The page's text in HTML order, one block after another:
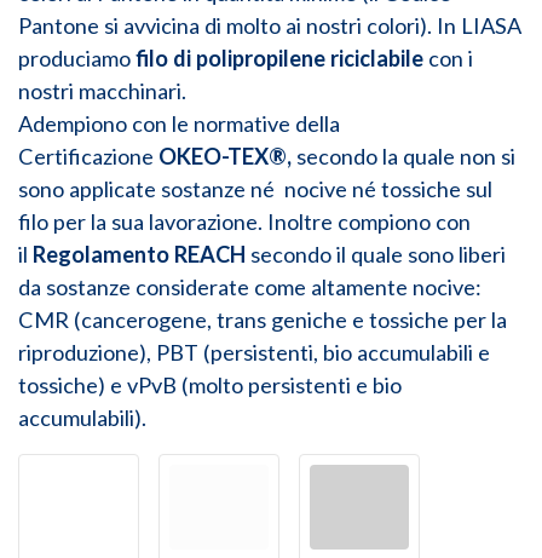
Pantone si avvicina di molto ai nostri colori). In LIASA
produciamofilo di polipropilene riciclabile con i
nostri macchinari.
Adempiono con le normative della
Certificazione OKEO-TEX®, secondo la quale non si
sono applicate sostanze né nocive né tossiche sul
filo per la sua lavorazione. Inoltre compiono con
il Regolamento REACH secondo il quale sono liberi
da sostanze considerate come altamente nocive:
CMR (cancerogene, trans geniche e tossiche per la
riproduzione), PBT (persistenti, bio accumulabili e
tossiche) e vPvB (molto persistenti e bio
accumulabili).